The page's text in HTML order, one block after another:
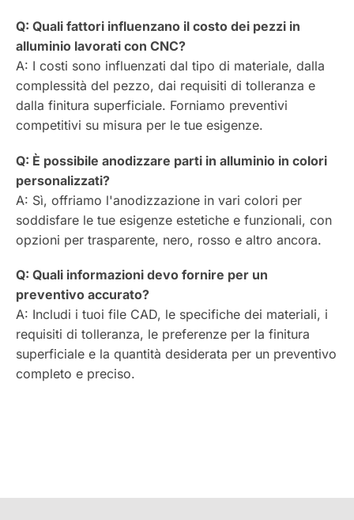
Q: Quali fattori influenzano il costo dei pezzi in
alluminio lavorati con CNC?
A: I costi sono influenzati dal tipo di materiale, dalla
complessità del pezzo, dai requisiti di tolleranza e
dalla finitura superficiale. Forniamo preventivi
competitivi su misura per le tue esigenze.
Q: È possibile anodizzare parti in alluminio in colori
personalizzati?
A: Sì, offriamo l'anodizzazione in vari colori per
soddisfare le tue esigenze estetiche e funzionali, con
opzioni per trasparente, nero, rosso e altro ancora.
Q: Quali informazioni devo fornire per un
preventivo accurato?
A: Includi i tuoi file CAD, le specifiche dei materiali, i
requisiti di tolleranza, le preferenze per la finitura
superficiale e la quantità desiderata per un preventivo
completo e preciso.